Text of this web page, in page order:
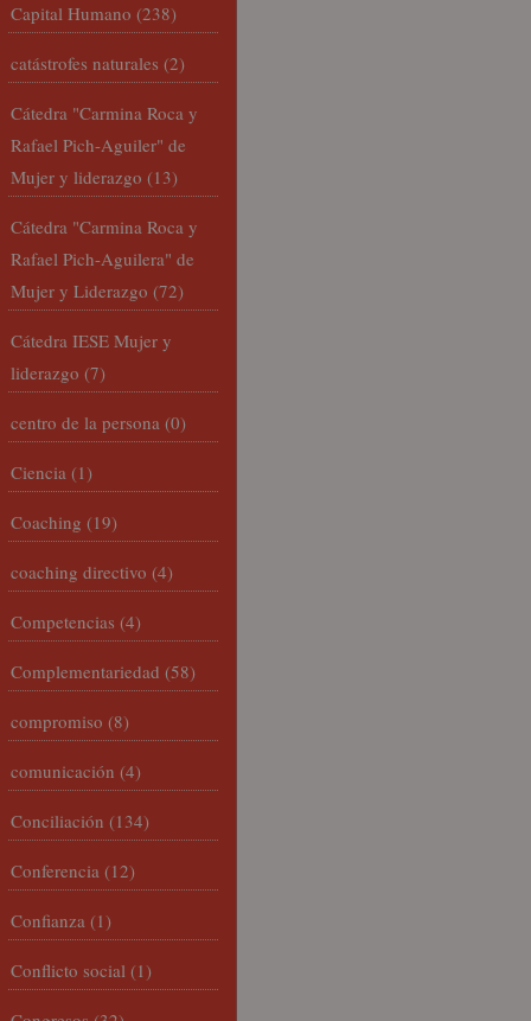
Capital Humano (238)
catástrofes naturales (2)
Cátedra "Carmina Roca y
Rafael Pich-Aguiler" de
Mujer y liderazgo (13)
Cátedra "Carmina Roca y
Rafael Pich-Aguilera" de
Mujer y Liderazgo (72)
Cátedra IESE Mujer y
liderazgo (7)
centro de la persona (0)
Ciencia (1)
Coaching (19)
coaching directivo (4)
Competencias (4)
Complementariedad (58)
compromiso (8)
comunicación (4)
Conciliación (134)
Conferencia (12)
Confianza (1)
Conflicto social (1)